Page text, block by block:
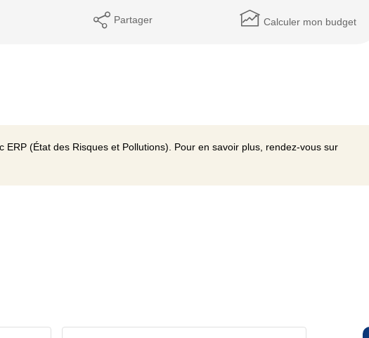
Partager Calculer mon budget
ERP (État des Risques et Pollutions). Pour en savoir plus, rendez-vous sur